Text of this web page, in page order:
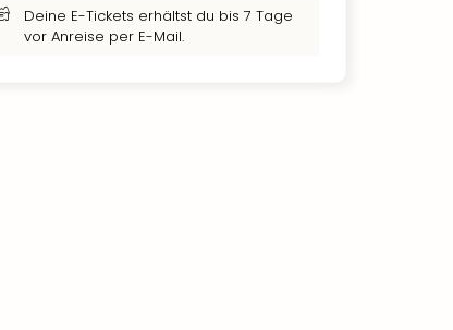
Deine E-Tickets erhältst du bis 7 Tage
vor Anreise per E-Mail.